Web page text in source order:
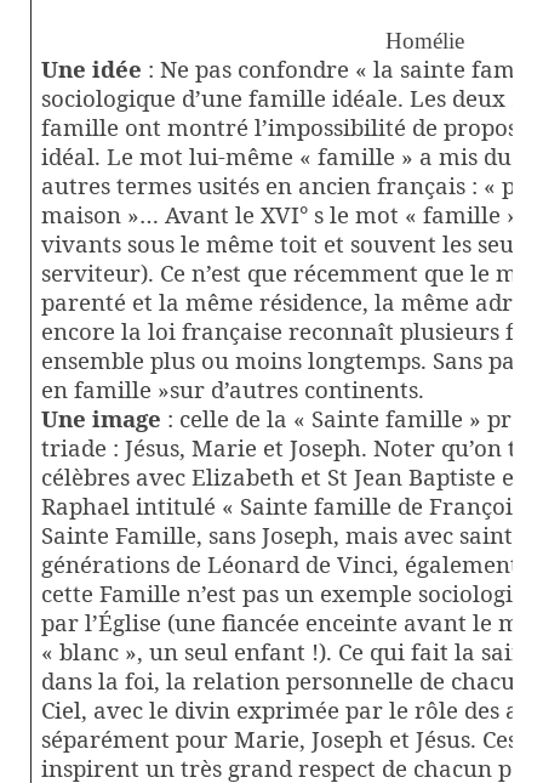
Homélie
Une idée : Ne pas confondre « la sainte
sociologique d’une famille idéale. Les deux
famille ont montré l’impossibilité de
idéal. Le mot lui-même « famille » a mis du
autres termes usités en ancien français : «
maison »… Avant le XVI° s le mot « famille »
vivants sous le même toit et souvent les seuls
serviteur). Ce n’est que récemment que le
parenté et la même résidence, la même
encore la loi française reconnaît plusieurs
ensemble plus ou moins longtemps. Sans
en famille »sur d’autres continents.
Une image : celle de la « Sainte famille »
triade : Jésus, Marie et Joseph. Noter qu’on
célèbres avec Elizabeth et St Jean Baptiste et
Raphael intitulé « Sainte famille de François
Sainte Famille, sans Joseph, mais avec sainte
générations de Léonard de Vinci, également
cette Famille n’est pas un exemple
par l’Église (une fiancée enceinte avant le
« blanc », un seul enfant !). Ce qui fait la
dans la foi, la relation personnelle de
Ciel, avec le divin exprimée par le rôle des
séparément pour Marie, Joseph et Jésus. Ces
inspirent un très grand respect de chacun